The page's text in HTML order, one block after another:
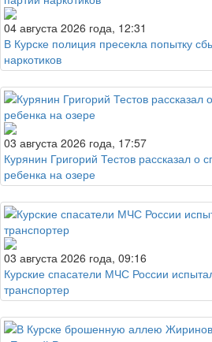
04 августа 2026 года, 12:31
В Курске полиция пресекла попытку
наркотиков
03 августа 2026 года, 17:57
Курянин Григорий Тестов рассказал о
ребенка на озере
03 августа 2026 года, 09:16
Курские спасатели МЧС России
транспортер